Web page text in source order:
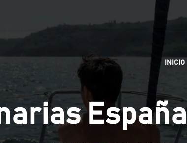
INICIO
España